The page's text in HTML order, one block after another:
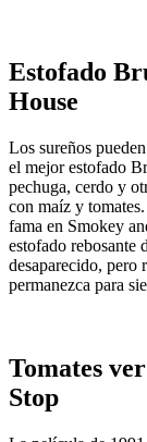
Estofado
House
Los sureños
el mejor estofado
pechuga, cerdo y
con maíz y
fama en Smokey
estofado rebosante
desaparecido, pero
permanezca para
Tomates
Stop